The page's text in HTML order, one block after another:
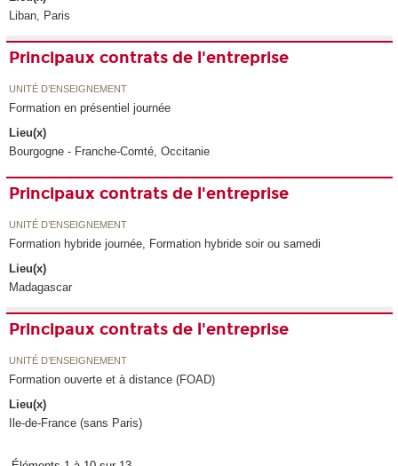
Liban, Paris
Principaux contrats de l'entreprise
UNITÉ D’ENSEIGNEMENT
Formation en présentiel journée
Lieu(x)
Bourgogne - Franche-Comté, Occitanie
Principaux contrats de l'entreprise
UNITÉ D’ENSEIGNEMENT
Formation hybride journée, Formation hybride soir ou samedi
Lieu(x)
Madagascar
Principaux contrats de l'entreprise
UNITÉ D’ENSEIGNEMENT
Formation ouverte et à distance (FOAD)
Lieu(x)
Ile-de-France (sans Paris)